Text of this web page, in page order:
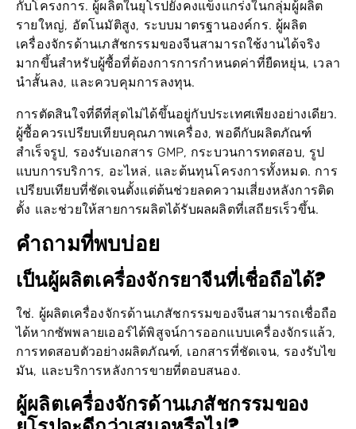
รายใหญ่, อัตโนมัติสูง, ระบบมาตรฐานองค์กร. ผู้ผลิต
เครื่องจักรด้านเภสัชกรรมของจีนสามารถใช้งานได้จริง
มากขึ้นสำหรับผู้ซื้อที่ต้องการการกำหนดค่าที่ยืดหยุ่น, เวลา
นำสั้นลง, และควบคุมการลงทุน.
ผู้ซื้อควรเปรียบเทียบคุณภาพเครื่อง, พอดีกับผลิตภัณฑ์
สำเร็จรูป, รองรับเอกสาร GMP, กระบวนการทดสอบ, รูป
แบบการบริการ, อะไหล่, และต้นทุนโครงการทั้งหมด. การ
เปรียบเทียบที่ชัดเจนตั้งแต่ต้นช่วยลดความเสี่ยงหลังการติด
ตั้ง และช่วยให้สายการผลิตได้รับผลผลิตที่เสถียรเร็วขึ้น.
คำถามที่พบบ่อย
เป็นผู้ผลิตเครื่องจักรยาจีนที่เชื่อถือได้?
ได้หากซัพพลายเออร์ได้พิสูจน์การออกแบบเครื่องจักรแล้ว,
การทดสอบตัวอย่างผลิตภัณฑ์, เอกสารที่ชัดเจน, รองรับไข
มัน, และบริการหลังการขายที่ตอบสนอง.
ผู้ผลิตเครื่องจักรด้านเภสัชกรรมของ
ยุโรปจะดีกว่าเสมอหรือไม่?